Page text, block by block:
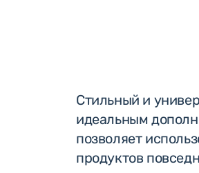
Стильный и
идеальным
позволяет
продуктов